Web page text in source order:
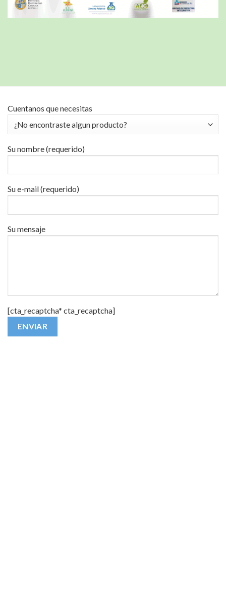
Cuentanos que necesitas
Su nombre (requerido)
Su e-mail (requerido)
Su mensaje
[cta_recaptcha* cta_recaptcha]